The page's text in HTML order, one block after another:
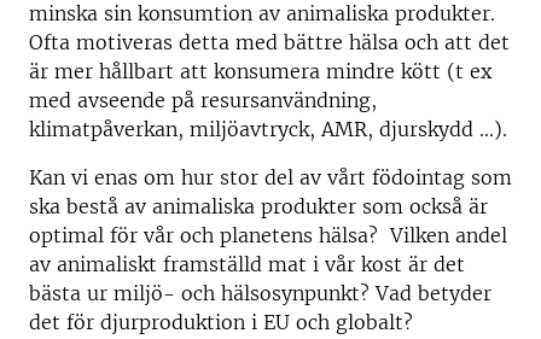
minska sin konsumtion av animaliska produkter.
Ofta motiveras detta med bättre hälsa och att det
är mer hållbart att konsumera mindre kött (t ex
med avseende på resursanvändning,
klimatpåverkan, miljöavtryck, AMR, djurskydd ...).
Kan vi enas om hur stor del av vårt födointag som
ska bestå av animaliska produkter som också är
optimal för vår och planetens hälsa? Vilken andel
av animaliskt framställd mat i vår kost är det
bästa ur miljö- och hälsosynpunkt? Vad betyder
det för djurproduktion i EU och globalt?